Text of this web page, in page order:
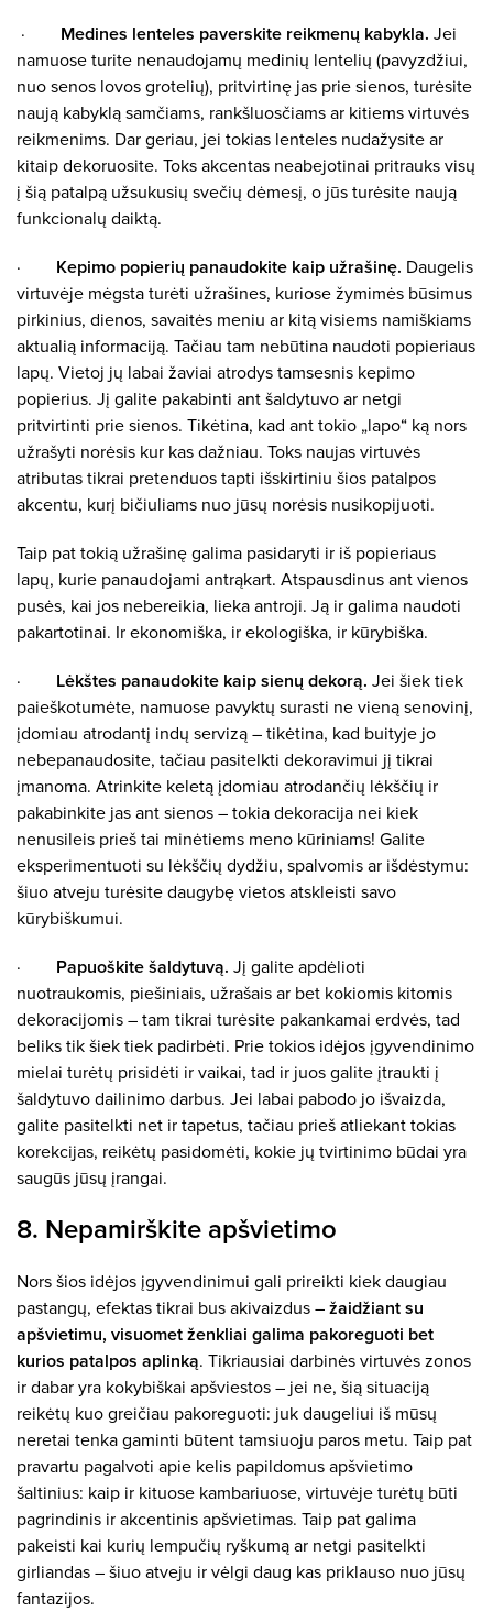
· Medines lenteles paverskite reikmenų kabykla. Jei
namuose turite nenaudojamų medinių lentelių (pavyzdžiui,
nuo senos lovos grotelių), pritvirtinę jas prie sienos, turėsite
naują kabyklą samčiams, rankšluosčiams ar kitiems virtuvės
reikmenims. Dar geriau, jei tokias lenteles nudažysite ar
kitaip dekoruosite. Toks akcentas neabejotinai pritrauks visų
į šią patalpą užsukusių svečių dėmesį, o jūs turėsite naują
funkcionalų daiktą.
· Kepimo popierių panaudokite kaip užrašinę. Daugelis
virtuvėje mėgsta turėti užrašines, kuriose žymimės būsimus
pirkinius, dienos, savaitės meniu ar kitą visiems namiškiams
aktualią informaciją. Tačiau tam nebūtina naudoti popieriaus
lapų. Vietoj jų labai žaviai atrodys tamsesnis kepimo
popierius. Jį galite pakabinti ant šaldytuvo ar netgi
pritvirtinti prie sienos. Tikėtina, kad ant tokio „lapo“ ką nors
užrašyti norėsis kur kas dažniau. Toks naujas virtuvės
atributas tikrai pretenduos tapti išskirtiniu šios patalpos
akcentu, kurį bičiuliams nuo jūsų norėsis nusikopijuoti.
Taip pat tokią užrašinę galima pasidaryti ir iš popieriaus
lapų, kurie panaudojami antrąkart. Atspausdinus ant vienos
pusės, kai jos nebereikia, lieka antroji. Ją ir galima naudoti
pakartotinai. Ir ekonomiška, ir ekologiška, ir kūrybiška.
· Lėkštes panaudokite kaip sienų dekorą. Jei šiek tiek
paieškotumėte, namuose pavyktų surasti ne vieną senovinį,
įdomiau atrodantį indų servizą – tikėtina, kad buityje jo
nebepanaudosite, tačiau pasitelkti dekoravimui jį tikrai
įmanoma. Atrinkite keletą įdomiau atrodančių lėkščių ir
pakabinkite jas ant sienos – tokia dekoracija nei kiek
nenusileis prieš tai minėtiems meno kūriniams! Galite
eksperimentuoti su lėkščių dydžiu, spalvomis ar išdėstymu:
šiuo atveju turėsite daugybę vietos atskleisti savo
kūrybiškumui.
· Papuoškite šaldytuvą. Jį galite apdėlioti
nuotraukomis, piešiniais, užrašais ar bet kokiomis kitomis
dekoracijomis – tam tikrai turėsite pakankamai erdvės, tad
beliks tik šiek tiek padirbėti. Prie tokios idėjos įgyvendinimo
mielai turėtų prisidėti ir vaikai, tad ir juos galite įtraukti į
šaldytuvo dailinimo darbus. Jei labai pabodo jo išvaizda,
galite pasitelkti net ir tapetus, tačiau prieš atliekant tokias
korekcijas, reikėtų pasidomėti, kokie jų tvirtinimo būdai yra
saugūs jūsų įrangai.
8. Nepamirškite apšvietimo
Nors šios idėjos įgyvendinimui gali prireikti kiek daugiau
pastangų, efektas tikrai bus akivaizdus – žaidžiant su
apšvietimu, visuomet ženkliai galima pakoreguoti bet
kurios patalpos aplinką. Tikriausiai darbinės virtuvės zonos
ir dabar yra kokybiškai apšviestos – jei ne, šią situaciją
reikėtų kuo greičiau pakoreguoti: juk daugeliui iš mūsų
neretai tenka gaminti būtent tamsiuoju paros metu. Taip pat
pravartu pagalvoti apie kelis papildomus apšvietimo
šaltinius: kaip ir kituose kambariuose, virtuvėje turėtų būti
pagrindinis ir akcentinis apšvietimas. Taip pat galima
pakeisti kai kurių lempučių ryškumą ar netgi pasitelkti
girliandas – šiuo atveju ir vėlgi daug kas priklauso nuo jūsų
fantazijos.